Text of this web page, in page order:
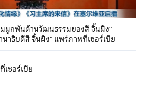
มผูกพันด้านวัฒนธรรมของสี จิ้นผิง”
นาธิบดีสี จิ้นผิง” แพร่ภาพที่เซอร์เบีย
ซอร์เบีย